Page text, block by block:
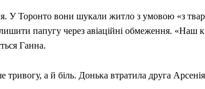
У Торонто вони шукали житло з умовою «з
папугу через авіаційні обмеження. «Наш
Ганна.
а й біль. Донька втратила друга